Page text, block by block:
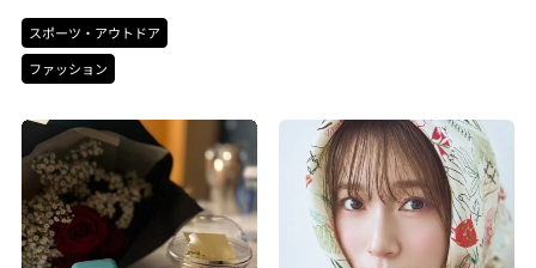
スポーツ・アウトドア
ファッション